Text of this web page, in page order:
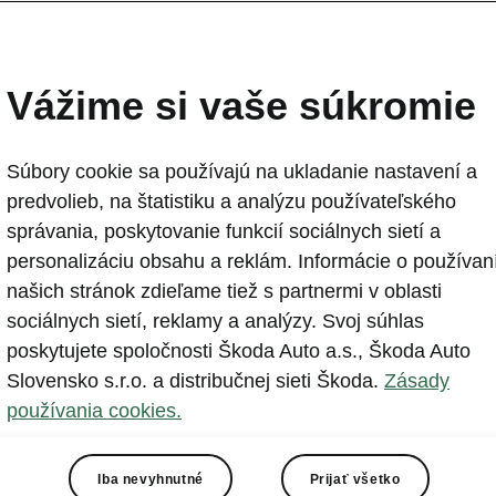
Spoznajte naše
verzie
Vážime si vaše súkromie
Súbory cookie sa používajú na ukladanie nastavení a
predvolieb, na štatistiku a analýzu používateľského
správania, poskytovanie funkcií sociálnych sietí a
personalizáciu obsahu a reklám. Informácie o
našich stránok zdieľame tiež s partnermi v oblasti
sociálnych sietí, reklamy a analýzy. Svoj súhlas
poskytujete spoločnosti Škoda Auto a.s., Škoda Auto
Slovensko s.r.o. a distribučnej sieti Škoda. Zásady
používania cookies.
Iba nevyhnutné Prijať všetko